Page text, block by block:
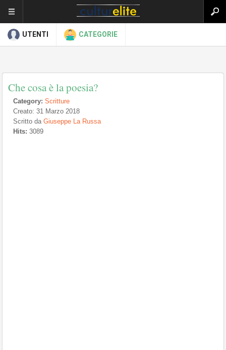
UTENTI CATEGORIE
Che cosa è la poesia?
Category: Scritture
Creato: 31 Marzo 2018
Scritto da Giuseppe La Russa
Hits: 3089